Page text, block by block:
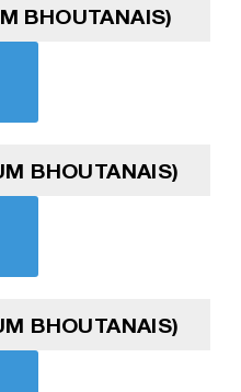
BHOUTANAIS)
BHOUTANAIS)
BHOUTANAIS)